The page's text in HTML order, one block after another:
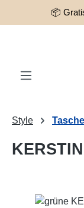
Zum Hauptinhalt
📦
Style
Bildergalerie